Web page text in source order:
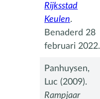
Rijksstad
Keulen.
Benaderd 28
februari 2022.
Panhuysen,
Luc (2009).
Rampjaar